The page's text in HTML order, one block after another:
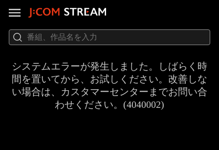
システムエラーが発生しました。しばらく時
間を置いてから、お試しください。改善しな
い場合は、カスタマーセンターまでお問い合
わせください。(4040002)